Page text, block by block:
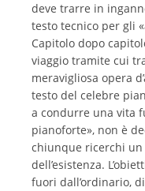
deve trarre in
testo tecnico per gli
Capitolo dopo
viaggio tramite cui
meravigliosa opera
testo del celebre
a condurre una vita
pianoforte», non è
chiunque ricerchi
dell’esistenza.
fuori dall’ordinario,